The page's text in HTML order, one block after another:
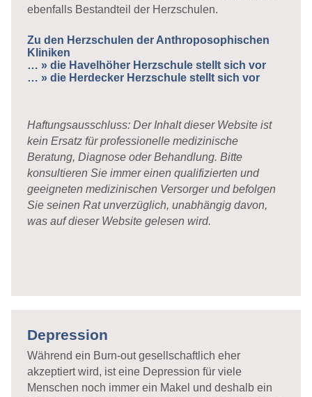
ebenfalls Bestandteil der Herzschulen.
Zu den Herzschulen der Anthroposophischen
Kliniken
… » die Havelhöher Herzschule stellt sich vor
… » die Herdecker Herzschule stellt sich vor
Haftungsausschluss: Der Inhalt dieser Website ist
kein Ersatz für professionelle medizinische
Beratung, Diagnose oder Behandlung. Bitte
konsultieren Sie immer einen qualifizierten und
geeigneten medizinischen Versorger und befolgen
Sie seinen Rat unverzüglich, unabhängig davon,
was auf dieser Website gelesen wird.
Depression
Während ein Burn-out gesellschaftlich eher
akzeptiert wird, ist eine Depression für viele
Menschen noch immer ein Makel und deshalb ein